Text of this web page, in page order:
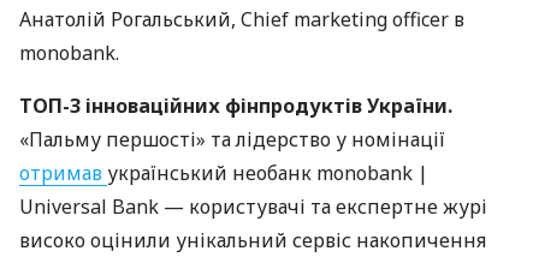
Анатолій Рогальський, Chief marketing officer в
monobank.
ТОП-3 інноваційних фінпродуктів України.
«Пальму першості» та лідерство у номінації
отримав український необанк monobank |
Universal Bank — користувачі та експертне журі
високо оцінили унікальний сервіс накопичення